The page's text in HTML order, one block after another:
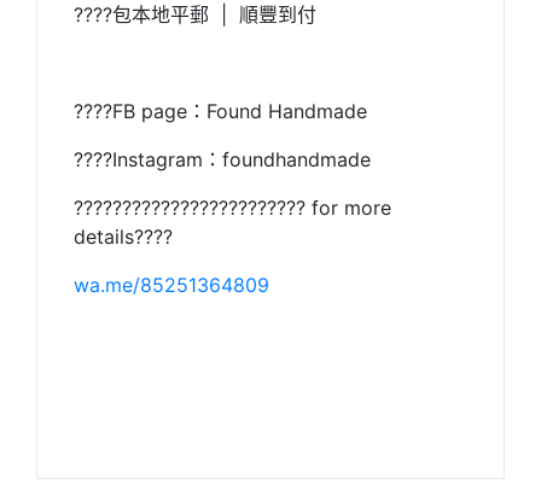
????包本地平郵 | 順豐到付
????FB page：Found Handmade
????Instagram：foundhandmade
???????????????????????? for more
details????
wa.me/85251364809